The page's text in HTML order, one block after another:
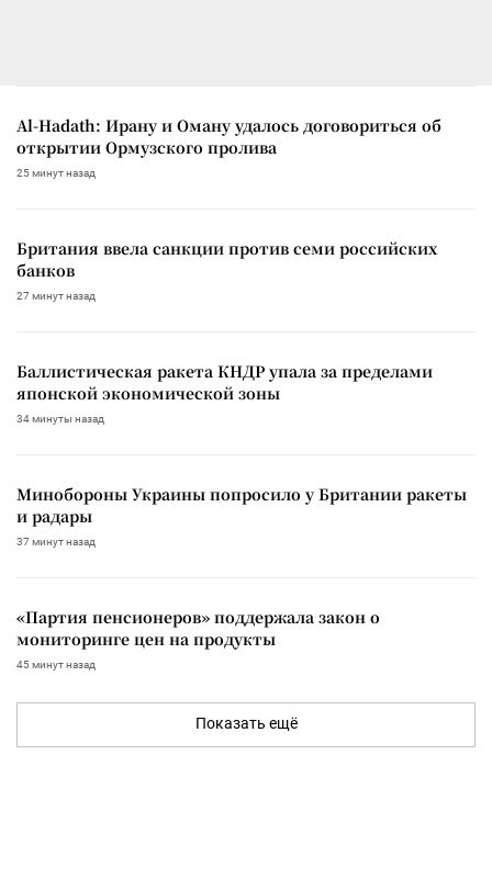
Al-Hadath: Ирану и Оману удалось договориться об
открытии Ормузского пролива
25 минут назад
Британия ввела санкции против семи российских
банков
27 минут назад
Баллистическая ракета КНДР упала за пределами
японской экономической зоны
34 минуты назад
Минобороны Украины попросило у Британии ракеты
и радары
37 минут назад
«Партия пенсионеров» поддержала закон о
мониторинге цен на продукты
45 минут назад
Показать ещё